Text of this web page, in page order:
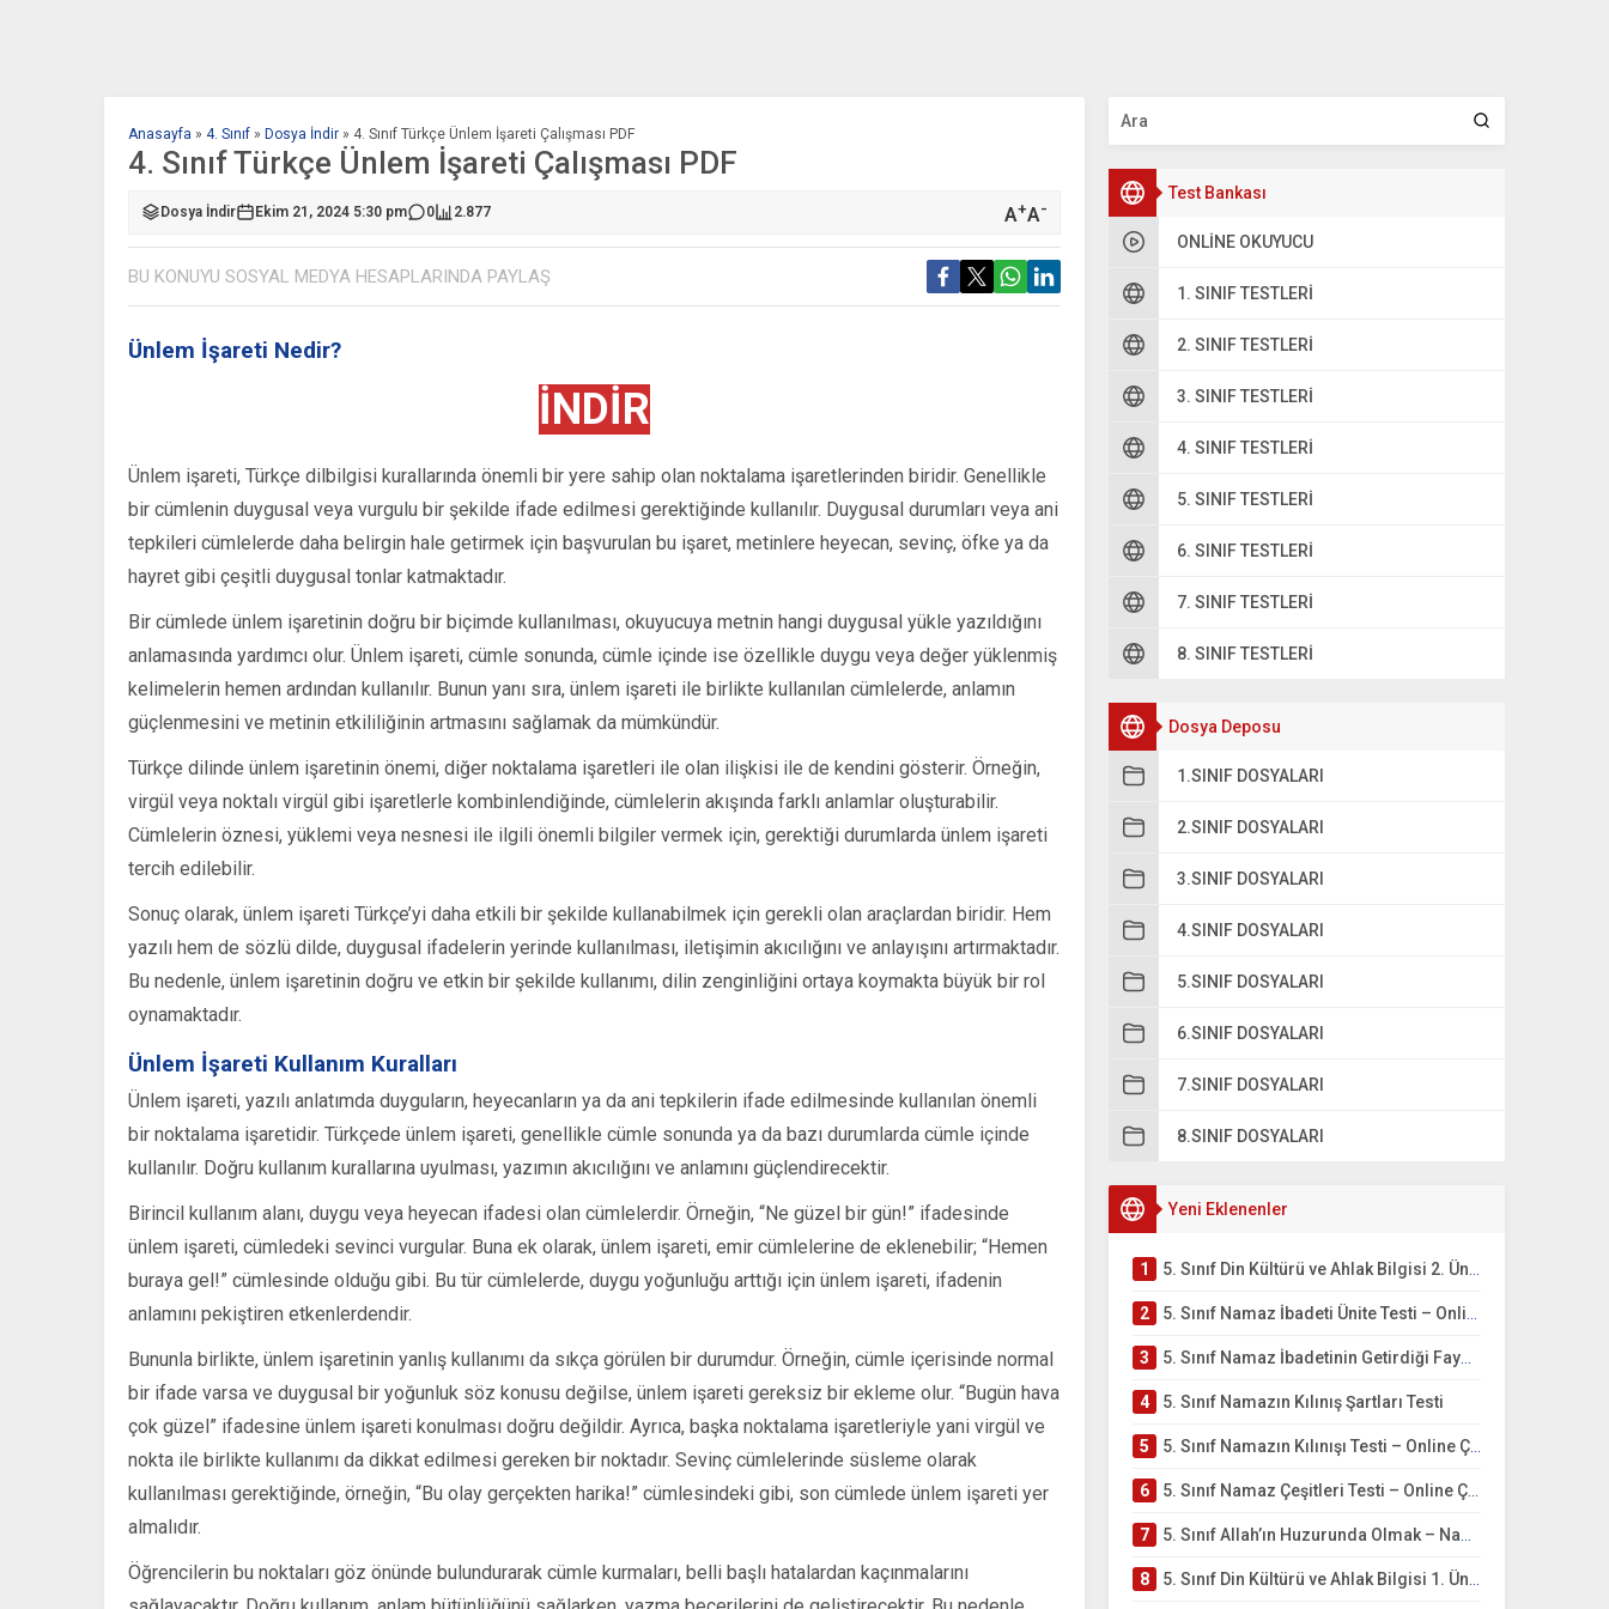
Test Bankası
ONLINE OKUYUCU
1. SINIF TESTLERI
2. SINIF TESTLERI
3. SINIF TESTLERI
4. SINIF TESTLERI
5. SINIF TESTLERI
6. SINIF TESTLERI
7. SINIF TESTLERI
8. SINIF TESTLERI
Dosya Deposu
1.SINIF DOSYALARI
2.SINIF DOSYALARI
3.SINIF DOSYALARI
4.SINIF DOSYALARI
5.SINIF DOSYALARI
6.SINIF DOSYALARI
7.SINIF DOSYALARI
8.SINIF DOSYALARI
Yeni Eklenenler
1 5. Sınıf Din Kültürü ve Ahlak Bilgisi 2. Ünite: Namaz İbadeti Çalışmaları
2 5. Sınıf Namaz İbadeti Ünite Testi – Online Çöz
3 5. Sınıf Namaz İbadetinin Getirdiği Faydalar Testi
4 5. Sınıf Namazın Kılınış Şartları Testi
5 5. Sınıf Namazın Kılınışı Testi – Online Çöz
6 5. Sınıf Namaz Çeşitleri Testi – Online Çöz
7 5. Sınıf Allah’ın Huzurunda Olmak – Namaz İbadeti Testi
8 5. Sınıf Din Kültürü ve Ahlak Bilgisi 1. Ünite: Allah İnancı Çalışmaları
Anasayfa » 4. Sınıf » Dosya İndir » 4. Sınıf Türkçe Ünlem İşareti Çalışması PDF
4. Sınıf Türkçe Ünlem İşareti Çalışması PDF
Dosya İndir Ekim 21, 2024 5:30 pm 0 2.877 A+A-
BU KONUYU SOSYAL MEDYA HESAPLARINDA PAYLAŞ
Ünlem İşareti Nedir?
İNDİR
Ünlem işareti, Türkçe dilbilgisi kurallarında önemli bir yere sahip olan noktalama işaretlerinden biridir. Genellikle
bir cümlenin duygusal veya vurgulu bir şekilde ifade edilmesi gerektiğinde kullanılır. Duygusal durumları veya ani
tepkileri cümlelerde daha belirgin hale getirmek için başvurulan bu işaret, metinlere heyecan, sevinç, öfke ya da
hayret gibi çeşitli duygusal tonlar katmaktadır.
Bir cümlede ünlem işaretinin doğru bir biçimde kullanılması, okuyucuya metnin hangi duygusal yükle yazıldığını
anlamasında yardımcı olur. Ünlem işareti, cümle sonunda, cümle içinde ise özellikle duygu veya değer yüklenmiş
kelimelerin hemen ardından kullanılır. Bunun yanı sıra, ünlem işareti ile birlikte kullanılan cümlelerde, anlamın
güçlenmesini ve metinin etkililiğinin artmasını sağlamak da mümkündür.
Türkçe dilinde ünlem işaretinin önemi, diğer noktalama işaretleri ile olan ilişkisi ile de kendini gösterir. Örneğin,
virgül veya noktalı virgül gibi işaretlerle kombinlendiğinde, cümlelerin akışında farklı anlamlar oluşturabilir.
Cümlelerin öznesi, yüklemi veya nesnesi ile ilgili önemli bilgiler vermek için, gerektiği durumlarda ünlem işareti
tercih edilebilir.
Sonuç olarak, ünlem işareti Türkçe’yi daha etkili bir şekilde kullanabilmek için gerekli olan araçlardan biridir. Hem
yazılı hem de sözlü dilde, duygusal ifadelerin yerinde kullanılması, iletişimin akıcılığını ve anlayışını artırmaktadır.
Bu nedenle, ünlem işaretinin doğru ve etkin bir şekilde kullanımı, dilin zenginliğini ortaya koymakta büyük bir rol
oynamaktadır.
Ünlem İşareti Kullanım Kuralları
Ünlem işareti, yazılı anlatımda duyguların, heyecanların ya da ani tepkilerin ifade edilmesinde kullanılan önemli
bir noktalama işaretidir. Türkçede ünlem işareti, genellikle cümle sonunda ya da bazı durumlarda cümle içinde
kullanılır. Doğru kullanım kurallarına uyulması, yazımın akıcılığını ve anlamını güçlendirecektir.
Birincil kullanım alanı, duygu veya heyecan ifadesi olan cümlelerdir. Örneğin, “Ne güzel bir gün!” ifadesinde
ünlem işareti, cümledeki sevinci vurgular. Buna ek olarak, ünlem işareti, emir cümlelerine de eklenebilir; “Hemen
buraya gel!” cümlesinde olduğu gibi. Bu tür cümlelerde, duygu yoğunluğu arttığı için ünlem işareti, ifadenin
anlamını pekiştiren etkenlerdendir.
Bununla birlikte, ünlem işaretinin yanlış kullanımı da sıkça görülen bir durumdur. Örneğin, cümle içerisinde normal
bir ifade varsa ve duygusal bir yoğunluk söz konusu değilse, ünlem işareti gereksiz bir ekleme olur. “Bugün hava
çok güzel” ifadesine ünlem işareti konulması doğru değildir. Ayrıca, başka noktalama işaretleriyle yani virgül ve
nokta ile birlikte kullanımı da dikkat edilmesi gereken bir noktadır. Sevinç cümlelerinde süsleme olarak
kullanılması gerektiğinde, örneğin, “Bu olay gerçekten harika!” cümlesindeki gibi, son cümlede ünlem işareti yer
almalıdır.
Öğrencilerin bu noktaları göz önünde bulundurarak cümle kurmaları, belli başlı hatalardan kaçınmalarını